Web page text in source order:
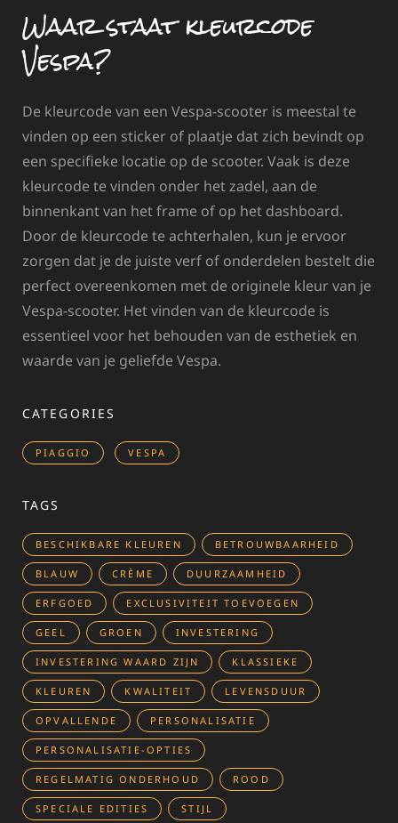
Waar staat kleurcode
Vespa?
De kleurcode van een Vespa-scooter is meestal te
vinden op een sticker of plaatje dat zich bevindt op
een specifieke locatie op de scooter. Vaak is deze
kleurcode te vinden onder het zadel, aan de
binnenkant van het frame of op het dashboard.
Door de kleurcode te achterhalen, kun je ervoor
zorgen dat je de juiste verf of onderdelen bestelt die
perfect overeenkomen met de originele kleur van je
Vespa-scooter. Het vinden van de kleurcode is
essentieel voor het behouden van de esthetiek en
waarde van je geliefde Vespa.
CATEGORIES
PIAGGIO VESPA
TAGS
BESCHIKBARE KLEUREN BETROUWBAARHEID
BLAUW CRÈME DUURZAAMHEID
ERFGOED EXCLUSIVITEIT TOEVOEGEN
GEEL GROEN INVESTERING
INVESTERING WAARD ZIJN KLASSIEKE
KLEUREN KWALITEIT LEVENSDUUR
OPVALLENDE PERSONALISATIE
PERSONALISATIE-OPTIES
REGELMATIG ONDERHOUD ROOD
SPECIALE EDITIES STIJL